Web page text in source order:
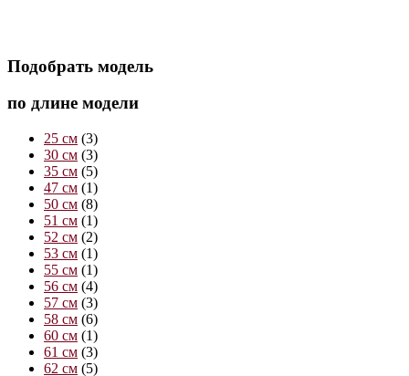
Подобрать модель
по длине модели
25 см (3)
30 см (3)
35 см (5)
47 см (1)
50 см (8)
51 см (1)
52 см (2)
53 см (1)
55 см (1)
56 см (4)
57 см (3)
58 см (6)
60 см (1)
61 см (3)
62 см (5)